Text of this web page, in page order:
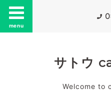
menu
サトウ
Welcome to